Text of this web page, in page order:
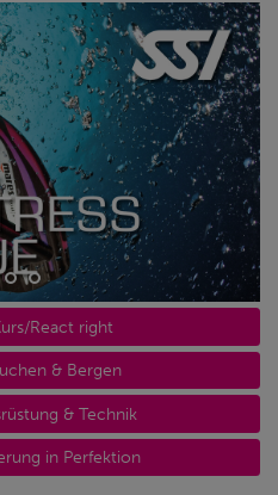
React right
& Bergen
& Technik
in Perfektion